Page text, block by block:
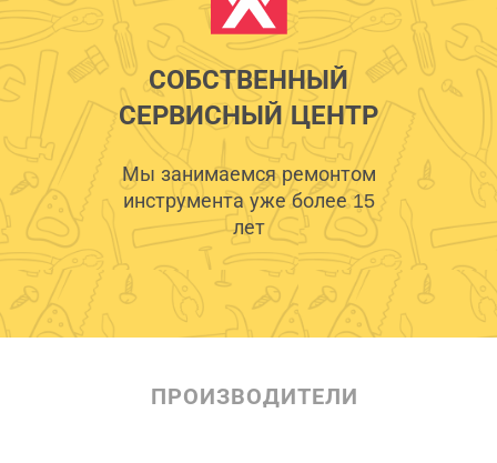
СОБСТВЕННЫЙ
СЕРВИСНЫЙ ЦЕНТР
Мы занимаемся ремонтом
инструмента уже более 15
лет
ПРОИЗВОДИТЕЛИ